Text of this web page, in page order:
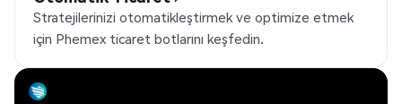
Stratejilerinizi otomatikleştirmek ve optimize etmek
için Phemex ticaret botlarını keşfedin.